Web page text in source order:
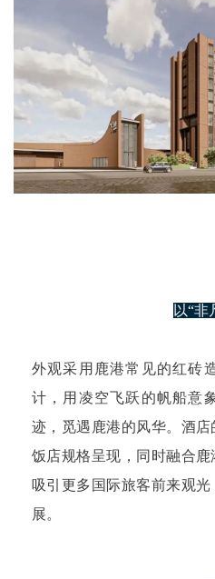
以“非
外观采用鹿港常见的红砖
计，用凌空飞跃的帆船意
迹，觅遇鹿港的风华。 酒店
饭店规格呈现，同时融合
吸引更多国际旅客前来观
展。